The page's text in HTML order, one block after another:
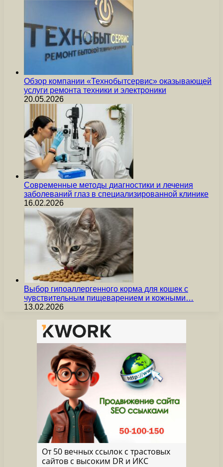
Обзор компании «Технобытсервис» оказывающей
услуги ремонта техники и электроники
20.05.2026
Современные методы диагностики и лечения
заболеваний глаз в специализированной клинике
16.02.2026
Выбор гипоаллергенного корма для кошек с
чувствительным пищеварением и кожными…
13.02.2026